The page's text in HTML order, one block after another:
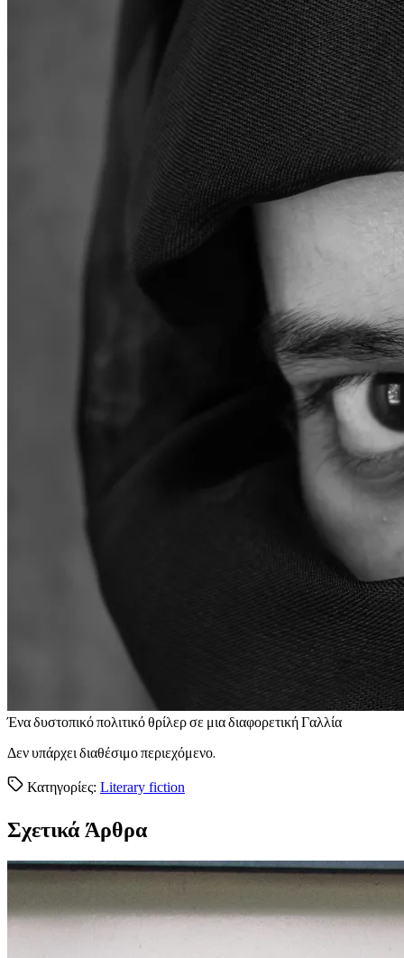
Ένα δυστοπικό πολιτικό θρίλερ σε μια διαφορετική Γαλλία
Δεν υπάρχει διαθέσιμο περιεχόμενο.
Κατηγορίες: Literary fiction
Σχετικά Άρθρα